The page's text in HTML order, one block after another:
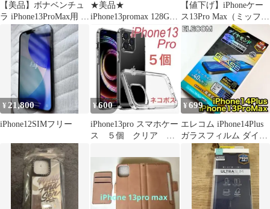
【美品】ボナベンチュ
ラ iPhone13ProMax用 手
帳型ケース グレージュ
★美品★
iPhone13promax 128GB
シエラブルー SIMフリ
ー
【値下げ】iPhoneケー
ス13Pro Max（ミッフィ
ー）
¥21,800
iPhone12SIMフリー
¥600
iPhone13pro スマホケー
ス ５個 クリア シ
¥699
エレコム iPhone14Plus
ガラスフィルム ダイヤ
モンドコーティング926